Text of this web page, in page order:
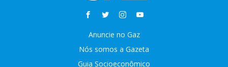
Anuncie no Gaz
Nós somos a Gazeta
Guia Socioeconômico